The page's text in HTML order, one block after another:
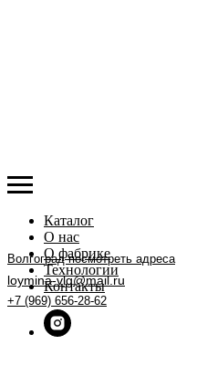
Волгоградпосмотреть адреса
loymina-vlg@mail.ru
+7 (969) 656-28-62
Каталог
О нас
О фабрике
Технологии
Контакты